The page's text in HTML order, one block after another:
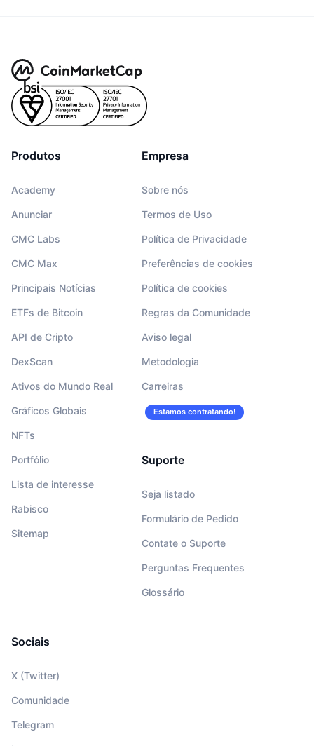
Produtos
Academy
Anunciar
CMC Labs
CMC Max
Principais Notícias
ETFs de Bitcoin
API de Cripto
DexScan
Ativos do Mundo Real
Gráficos Globais
NFTs
Portfólio
Lista de interesse
Rabisco
Sitemap
Empresa
Sobre nós
Termos de Uso
Política de Privacidade
Preferências de cookies
Política de cookies
Regras da Comunidade
Aviso legal
Metodologia
Carreiras
Estamos contratando!
Suporte
Seja listado
Formulário de Pedido
Contate o Suporte
Perguntas Frequentes
Glossário
Sociais
X (Twitter)
Comunidade
Telegram